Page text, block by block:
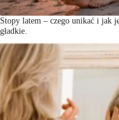
Stopy latem – czego unikać i jak
gładkie.